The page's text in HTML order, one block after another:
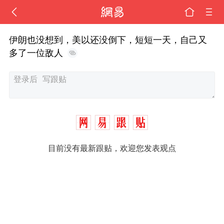
伊朗也没想到，美以还没倒下，短短一天，自己又
多了一位敌人
目前没有最新跟贴，欢迎您发表观点